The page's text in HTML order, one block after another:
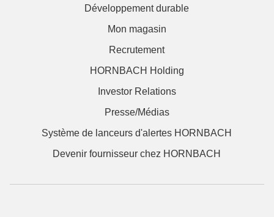
Développement durable
Mon magasin
Recrutement
HORNBACH Holding
Investor Relations
Presse/Médias
Système de lanceurs d'alertes HORNBACH
Devenir fournisseur chez HORNBACH